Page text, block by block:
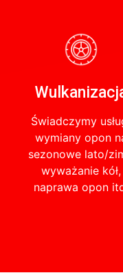
Świadczymy
wymiany opon
sezonowe lato/
wyważanie kół,
naprawa opon